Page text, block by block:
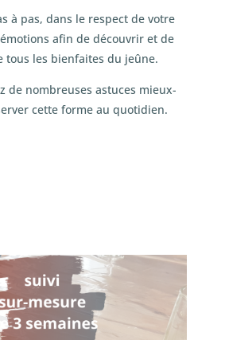
à pas, dans le respect de votre
afin de découvrir et de
tous les bienfaites du jeûne.
de nombreuses astuces mieux-
cette forme au quotidien.